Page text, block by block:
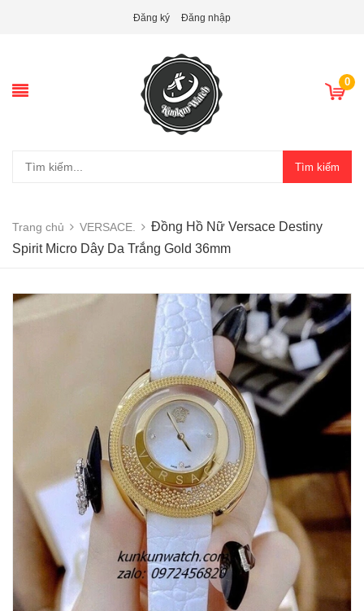
Đăng ký Đăng nhập
0
Tìm kiếm
Trang chủ VERSACE.
Đồng Hồ Nữ Versace Destiny
Spirit Micro Dây Da Trắng Gold 36mm